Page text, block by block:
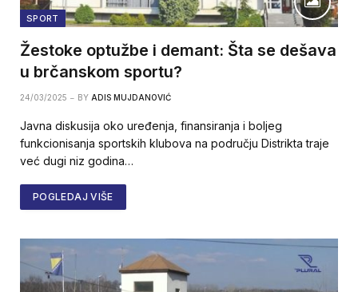
SPORT
Žestoke optužbe i demant: Šta se dešava
u brčanskom sportu?
24/03/2025 BY ADIS MUJDANOVIĆ
Javna diskusija oko uređenja, finansiranja i boljeg
funkcionisanja sportskih klubova na području Distrikta traje
već dugi niz godina…
POGLEDAJ VIŠE